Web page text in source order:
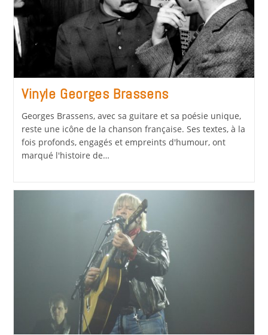
Vinyle Georges Brassens
Georges Brassens, avec sa guitare et sa poésie unique,
reste une icône de la chanson française. Ses textes, à la
fois profonds, engagés et empreints d'humour, ont
marqué l'histoire de…